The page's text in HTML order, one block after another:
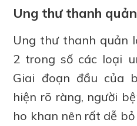
Ung thư thanh quản
Ung thư thanh quản
2 trong số các loại
Giai đoạn đầu của
hiện rõ ràng, người
ho khan nên rất dễ